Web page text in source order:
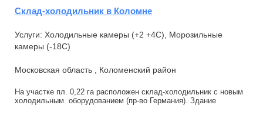
Склад-холодильник в Коломне
Услуги: Холодильные камеры (+2 +4С), Морозильные
камеры (-18С)
Московская область , Коломенский район
На участке пл. 0,22 га расположен склад-холодильник с новым
холодильным оборудованием (пр-во Германия). Здание